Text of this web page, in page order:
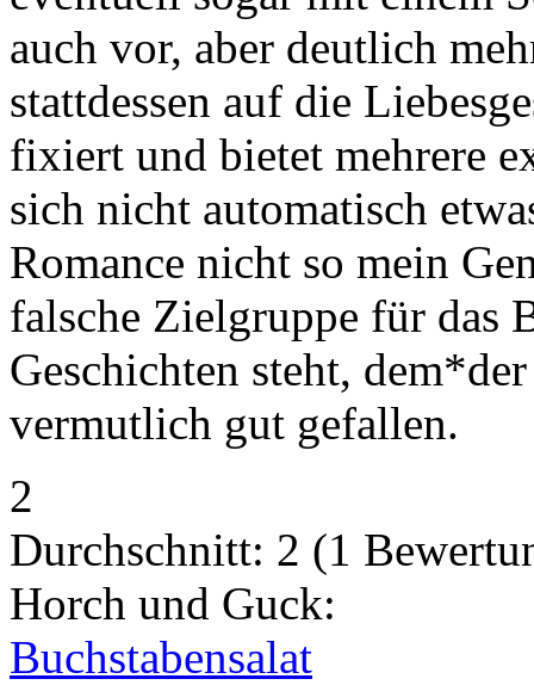
auch vor, aber deutlich
stattdessen auf die
fixiert und bietet mehrere
sich nicht automatisch
Romance nicht so mein
falsche Zielgruppe für das
Geschichten steht,
vermutlich gut gefallen.
2
Durchschnitt: 2 (1
Horch und Guck:
Buchstabensalat